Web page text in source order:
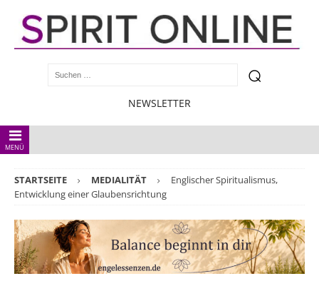
NEWSLETTER
MENÜ
STARTSEITE MEDIALITÄT
Englischer Spiritualismus,
Entwicklung einer Glaubensrichtung